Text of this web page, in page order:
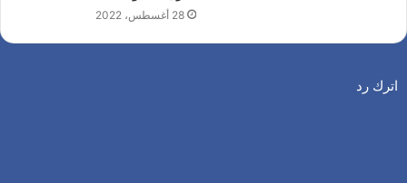
28 أغسطس، 2022
اترك رد